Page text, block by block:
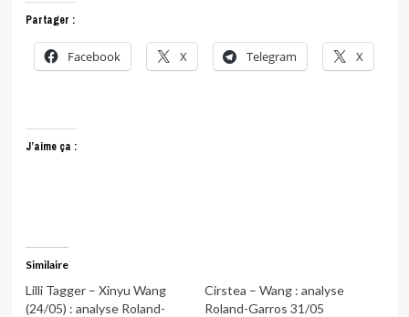
Partager :
Facebook X Telegram X
J’aime ça :
Similaire
Lilli Tagger – Xinyu Wang
(24/05) : analyse Roland-
Cirstea – Wang : analyse
Roland-Garros 31/05